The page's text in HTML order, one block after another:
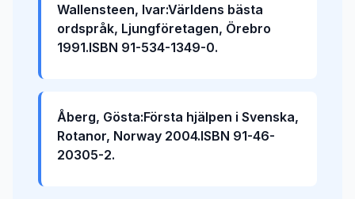
Wallensteen, Ivar:Världens bästa
ordspråk, Ljungföretagen, Örebro
1991.ISBN 91-534-1349-0.
Åberg, Gösta:Första hjälpen i Svenska,
Rotanor, Norway 2004.ISBN 91-46-
20305-2.